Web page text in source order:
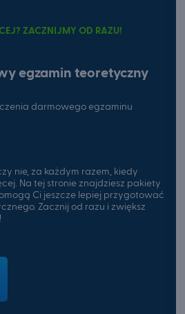
ZACZNIJMY OD RAZU!
egzamin teoretyczny
darmowego egzaminu
nie, za każdym razem, kiedy
Na tej stronie znajdziesz pakiety
Ci jeszcze lepiej przygotować
Zacznij od razu i zwiększ